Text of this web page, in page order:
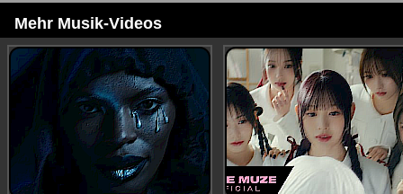
Mehr Musik-Videos